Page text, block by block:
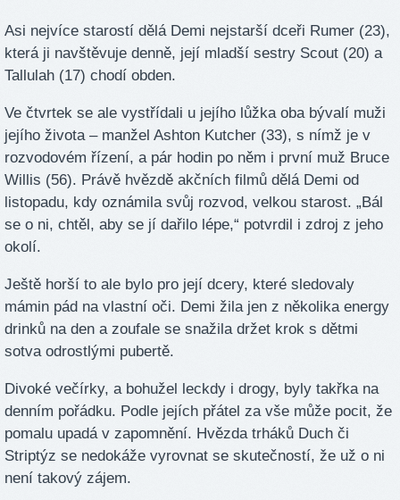
Asi nejvíce starostí dělá Demi nejstarší dceři Rumer (23),
která ji navštěvuje denně, její mladší sestry Scout (20) a
Tallulah (17) chodí obden.
Ve čtvrtek se ale vystřídali u jejího lůžka oba bývalí muži
jejího života – manžel Ashton Kutcher (33), s nímž je v
rozvodovém řízení, a pár hodin po něm i první muž Bruce
Willis (56). Právě hvězdě akčních filmů dělá Demi od
listopadu, kdy oznámila svůj rozvod, velkou starost. „Bál
se o ni, chtěl, aby se jí dařilo lépe,“ potvrdil i zdroj z jeho
okolí.
Ještě horší to ale bylo pro její dcery, které sledovaly
mámin pád na vlastní oči. Demi žila jen z několika energy
drinků na den a zoufale se snažila držet krok s dětmi
sotva odrostlými pubertě.
Divoké večírky, a bohužel leckdy i drogy, byly takřka na
denním pořádku. Podle jejích přátel za vše může pocit, že
pomalu upadá v zapomnění. Hvězda trháků Duch či
Striptýz se nedokáže vyrovnat se skutečností, že už o ni
není takový zájem.